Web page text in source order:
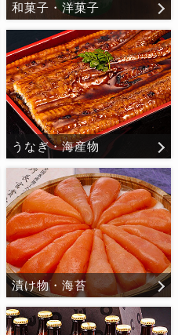
和菓子・洋菓子
うなぎ・海産物
漬け物・海苔